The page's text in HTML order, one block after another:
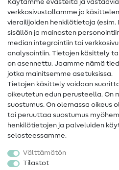
Ompelusanasto
Ompeluohjeet
Apua ja yhteystiedot
Yhteystiedot
Tietoa omistajanvaihdoksesta
Peruutusoikeus
Suosittu
Kankaat
Käytämme evästeitä ja
verkkosivustollamme ja
vierailijoiden henkilötietoja (esim.
sisällön ja mainosten
median integrointiin tai
analysointiin. Tietojen käsittely
on asennettu. Jaamme nämä
jotka mainitsemme asetuksissa.
Tietojen käsittely voidaan
oikeutetun edun perusteella. On
suostumus. On olemassa oikeus
tai peruuttaa suostumus
henkilötietojen ja palveluiden
selosteessamme.
Välttämätön
Tilastot